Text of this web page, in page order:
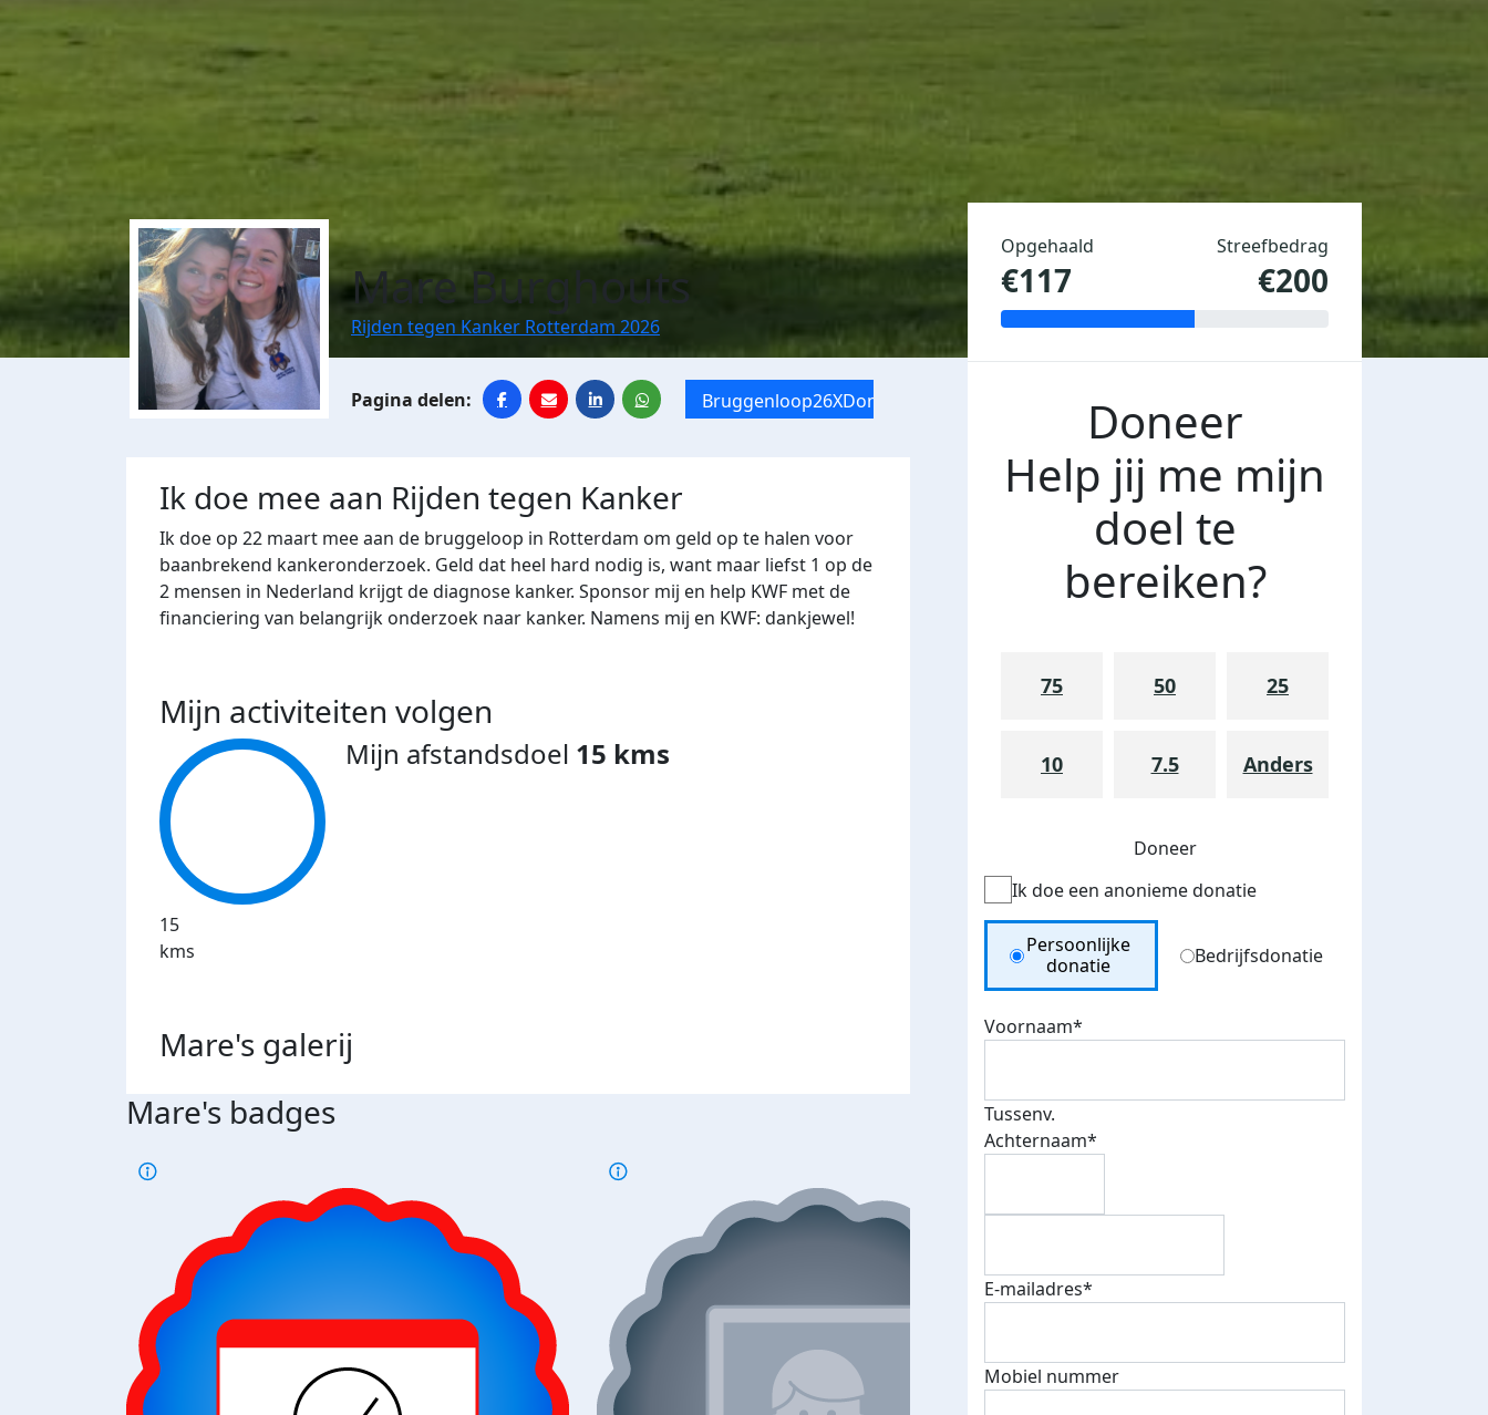
Mare Burghouts
Rijden tegen Kanker Rotterdam 2026
Bruggenloop26XDommage
Ik doe mee aan Rijden tegen Kanker
Ik doe op 22 maart mee aan de bruggeloop in Rotterdam om geld op te halen voor
baanbrekend kankeronderzoek. Geld dat heel hard nodig is, want maar liefst 1 op de
2 mensen in Nederland krijgt de diagnose kanker. Sponsor mij en help KWF met de
financiering van belangrijk onderzoek naar kanker. Namens mij en KWF: dankjewel!
Mijn activiteiten volgen
15
kms
Mijn afstandsdoel 15 kms
Mare's galerij
Mare's badges
Opgehaald
€117
Streefbedrag
€200
Doneer
Help jij me mijn
doel te
bereiken?
75 50 25
10 7.5 Anders
Doneer
Ik doe een anonieme donatie
Donation Type
Persoonlijke
donatie
Bedrijfsdonatie
Voornaam*
Tussenv.
Achternaam*
E-mailadres*
Mobiel nummer